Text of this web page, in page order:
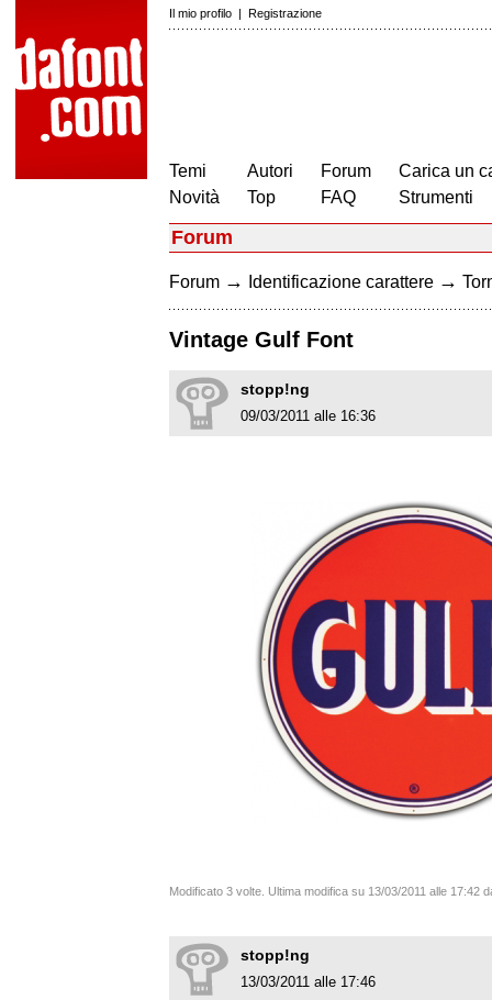
Il mio profilo | Registrazione
Temi
Novità
Autori
Top
Forum
FAQ
Carica un
Strumenti
Forum
Forum → Identificazione carattere →
Vintage Gulf Font
stopp!ng
09/03/2011 alle 16:36
Modificato 3 volte. Ultima modifica su 13/03/2011 alle 17:42
stopp!ng
13/03/2011 alle 17:46